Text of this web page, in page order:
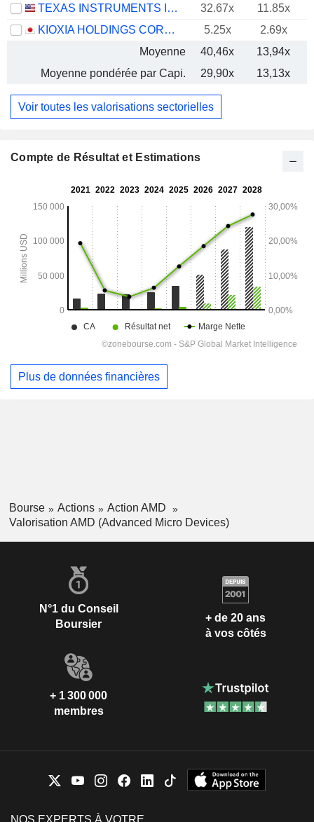
TEXAS INSTRUMENTS INCORPORATED
32.67x 11.85x
KIOXIA HOLDINGS CORPORATION
5.25x
2.69x
Moyenne
40,46x 13,94x
Moyenne pondérée par Capi.
29,90x 13,13x
Voir toutes les valorisations sectorielles
Compte de Résultat et Estimations
Plus de données financières
Bourse Actions
Action AMD
Valorisation AMD (Advanced Micro Devices)
N°1 du Conseil
Boursier
+ de 20 ans
à vos côtés
+ 1 300 000
membres